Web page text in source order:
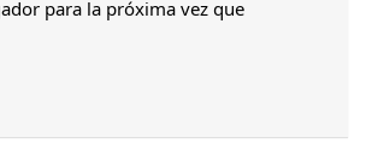
para la próxima vez que